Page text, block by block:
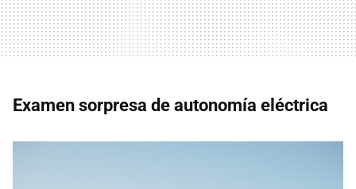
Examen sorpresa de autonomía eléctrica